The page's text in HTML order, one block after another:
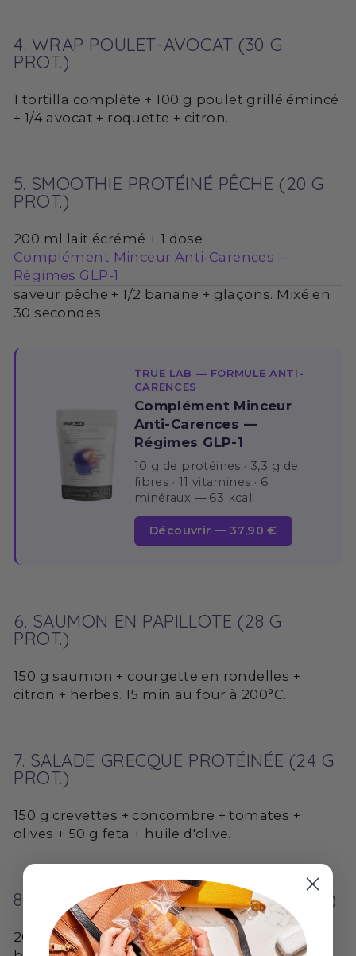
4. WRAP POULET-AVOCAT (30 G
PROT.)
1 tortilla complète + 100 g poulet grillé émincé
+ 1/4 avocat + roquette + citron.
5. SMOOTHIE PROTÉINÉ PÊCHE (20 G
PROT.)
200 ml lait écrémé + 1 dose
Complément Minceur Anti-Carences —
Régimes GLP-1
saveur pêche + 1/2 banane + glaçons. Mixé en
30 secondes.
TRUE LAB — FORMULE ANTI-
CARENCES
Complément Minceur
Anti-Carences —
Régimes GLP-1
10 g de protéines · 3,3 g de
fibres · 11 vitamines · 6
minéraux — 63 kcal.
Découvrir — 37,90 €
6. SAUMON EN PAPILLOTE (28 G
PROT.)
150 g saumon + courgette en rondelles +
citron + herbes. 15 min au four à 200°C.
7. SALADE GRECQUE PROTÉINÉE (24 G
PROT.)
150 g crevettes + concombre + tomates +
olives + 50 g feta + huile d'olive.
8. COTTAGE CHEESE SALÉ (18 G PROT.)
200 g cottage cheese + tomates cerises +